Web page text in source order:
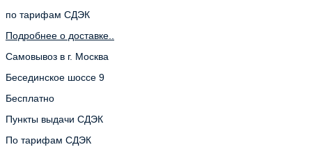
по тарифам СДЭК
Подробнее о доставке..
Самовывоз в г. Москва
Бесединское шоссе 9
Бесплатно
Пункты выдачи СДЭК
По тарифам СДЭК